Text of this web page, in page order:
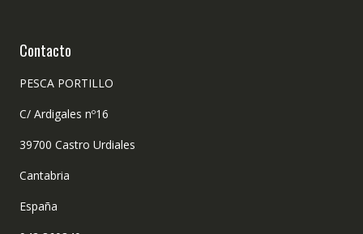
Contacto
PESCA PORTILLO
C/ Ardigales nº16
39700 Castro Urdiales
Cantabria
España